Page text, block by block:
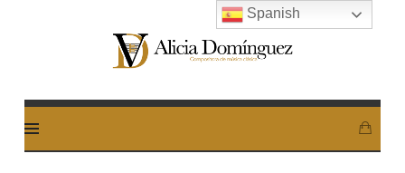
Alicia
Dominguez
Spanish